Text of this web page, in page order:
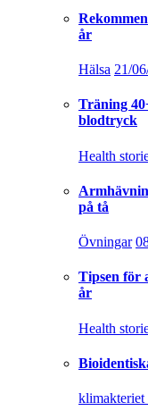
år
Hälsa 21/
Träning
blodtryck
Health
på tå
Övningar
Tipsen för
år
Health
klimakteriet